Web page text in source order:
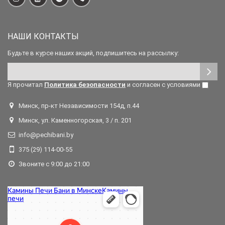
НАШИ КОНТАКТЫ
Будьте в курсе наших акций, подпишитесь на рассылку:
Я прочитал Политика безопасности и согласен с условиями
Минск, пр-кт Независимости 154д, п.44
Минск, ул. Каменногорская, 3 / п. 201
info@pechibani.by
375 (29) 114-00-55
Звоните с 9:00 до 21:00